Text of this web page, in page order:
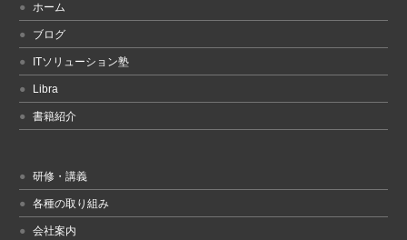
ホーム
ブログ
ITソリューション塾
Libra
書籍紹介
研修・講義
各種の取り組み
会社案内